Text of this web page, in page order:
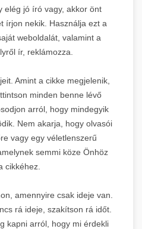
elég jó író vagy, akkor önt
írjon nekik. Használja ezt a
weboldalát, valamint a
ír, reklámozza.
Amint a cikke megjelenik,
minden benne lévő
arról, hogy mindegyik
Nem akarja, hogy olvasói
vagy egy véletlenszerű
semmi köze Önhöz
cikkéhez.
amennyire csak ideje van.
rá ideje, szakítson rá időt.
kapni arról, hogy mi érdekli